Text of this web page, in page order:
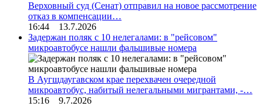
Верховный суд (Сенат) отправил на новое рассмотрение
отказ в компенсации…
16:44 13.7.2026
Задержан поляк с 10 нелегалами: в "рейсовом"
микроавтобусе нашли фальшивые номера
В Аугшдаугавском крае перехвачен очередной
микроавтобус, набитый нелегальными мигрантами, -…
15:16 9.7.2026